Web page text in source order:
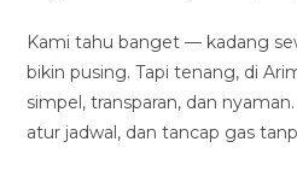
Kami tahu banget — kadang
bikin pusing. Tapi tenang, di
simpel, transparan, dan
atur jadwal, dan tancap gas